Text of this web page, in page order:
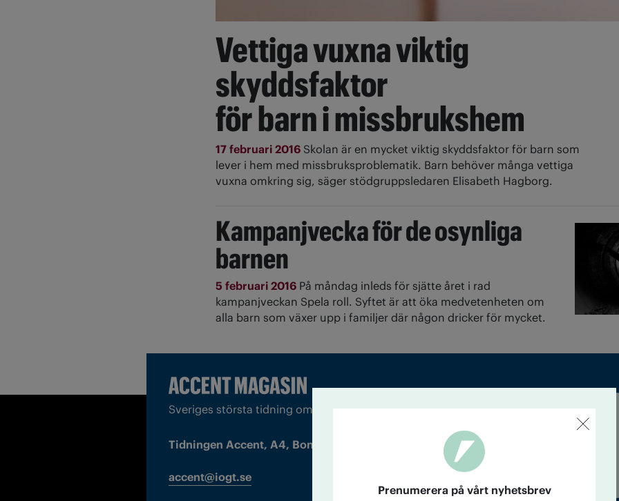
Vettiga vuxna viktig
skyddsfaktor
för barn i missbrukshem
17 februari 2016 Skolan är en mycket viktig skyddsfaktor för barn som
lever i hem med missbruksproblematik. Barn behöver många vettiga
vuxna omkring sig, säger stödgruppsledaren Elisabeth Hagborg.
Kampanjvecka för de osynliga
barnen
5 februari 2016 På måndag inleds för sjätte året i rad
kampanjveckan Spela roll. Syftet är att öka medvetenheten om
alla barn som växer upp i familjer där någon dricker för mycket.
Sveriges största tidning om droger och nykterhet
Tidningen Accent, A4, Bondegatan 21, 116 33 Stockholm
accent@iogt.se
Läs tidigare
Prenumerera på vårt nyhetsbrev